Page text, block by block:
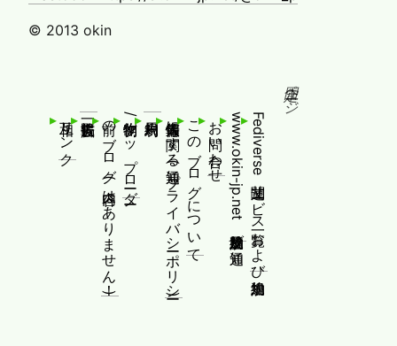
© 2013 okin
固定ページ
Fediverse関連サービス一覧および追加規約
www.okin-jp.net 追加規約及び通知
お問い合わせ
このブログについて
個人情報等に関する通知(プライバシーポリシー)
制作物/アップローダー
前のブログ(内容はありません！)
相互リンク